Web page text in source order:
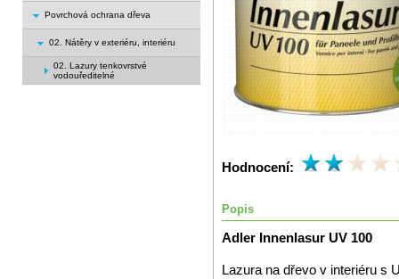
Povrchová ochrana dřeva
02. Nátěry v exteriéru, interiéru
02. Lazury tenkovrstvé
vodouředitelné
Hodnocení:
Popis
Adler Innenlasur UV 100
Lazura na dřevo v interiéru s